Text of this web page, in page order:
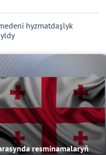
hyzmatdaşlyk
resminamalaryň